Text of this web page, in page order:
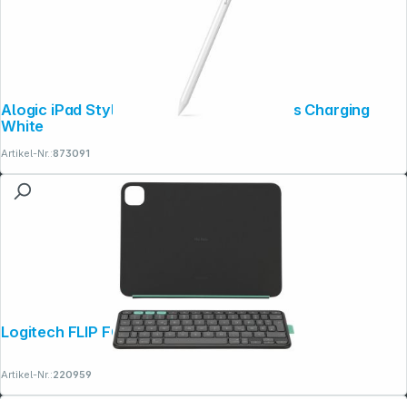
Alogic iPad Stylus Pen Magnetic Wireless Charging
White
Artikel-Nr.:873091
Logitech FLIP FOLIO IPAD PRO 11"
Artikel-Nr.:220959